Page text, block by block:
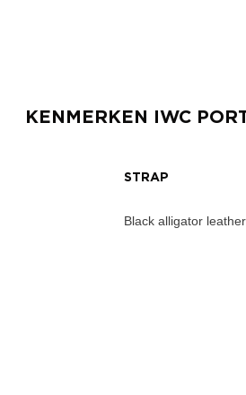
KENMERKEN IWC
STRAP
Black alligator leather